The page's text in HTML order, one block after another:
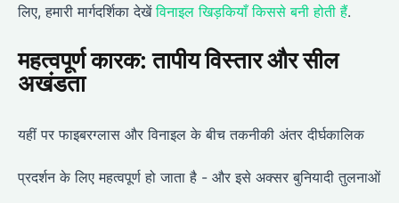
लिए, हमारी मार्गदर्शिका देखेंविनाइल खिड़कियाँ किससे बनी होती हैं.
महत्वपूर्ण कारक: तापीय विस्तार और सील
अखंडता
यहीं पर फाइबरग्लास और विनाइल के बीच तकनीकी अंतर दीर्घकालिक
प्रदर्शन के लिए महत्वपूर्ण हो जाता है - और इसे अक्सर बुनियादी तुलनाओं